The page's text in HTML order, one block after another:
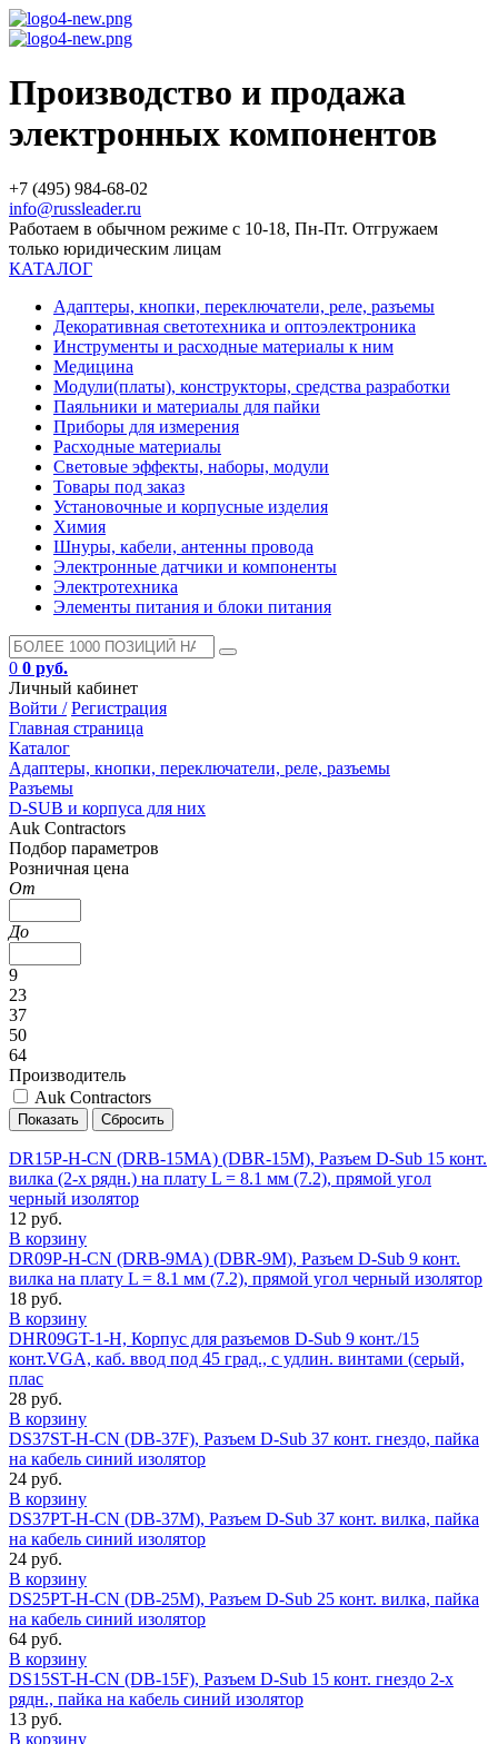
Производство и продажа
электронных компонентов
+7 (495) 984-68-02
info@russleader.ru
Работаем в обычном режиме с 10-18, Пн-Пт. Отгружаем
только юридическим лицам
КАТАЛОГ
Адаптеры, кнопки, переключатели, реле, разъемы
Декоративная светотехника и оптоэлектроника
Инструменты и расходные материалы к ним
Медицина
Модули(платы), конструкторы, средства разработки
Паяльники и материалы для пайки
Приборы для измерения
Расходные материалы
Световые эффекты, наборы, модули
Товары под заказ
Установочные и корпусные изделия
Химия
Шнуры, кабели, антенны провода
Электронные датчики и компоненты
Электротехника
Элементы питания и блоки питания
0 0 руб.
Личный кабинет
Войти / Регистрация
Главная страница
Каталог
Адаптеры, кнопки, переключатели, реле, разъемы
Разъемы
D-SUB и корпуса для них
Auk Contractors
Подбор параметров
Розничная цена
От
До
9
23
37
50
64
Производитель
Auk Contractors
DR15P-H-CN (DRB-15MA) (DBR-15M), Разъем D-Sub 15 конт.
вилка (2-х рядн.) на плату L = 8.1 мм (7.2), прямой угол
черный изолятор
12 руб.
В корзину
DR09P-H-CN (DRB-9MA) (DBR-9M), Разъем D-Sub 9 конт.
вилка на плату L = 8.1 мм (7.2), прямой угол черный изолятор
18 руб.
В корзину
DHR09GT-1-H, Корпус для разъемов D-Sub 9 конт./15
конт.VGA, каб. ввод под 45 град., с удлин. винтами (серый,
плас
28 руб.
В корзину
DS37ST-H-CN (DB-37F), Разъем D-Sub 37 конт. гнездо, пайка
на кабель синий изолятор
24 руб.
В корзину
DS37PT-H-CN (DB-37M), Разъем D-Sub 37 конт. вилка, пайка
на кабель синий изолятор
24 руб.
В корзину
DS25PT-H-CN (DB-25M), Разъем D-Sub 25 конт. вилка, пайка
на кабель синий изолятор
64 руб.
В корзину
DS15ST-H-CN (DB-15F), Разъем D-Sub 15 конт. гнездо 2-х
рядн., пайка на кабель синий изолятор
13 руб.
В корзину